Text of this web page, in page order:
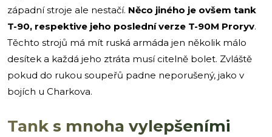
západní stroje ale nestačí. Něco jiného je ovšem tank
T-90, respektive jeho poslední verze T-90M Proryv.
Těchto strojů má mít ruská armáda jen několik málo
desítek a každá jeho ztráta musí citelně bolet. Zvláště
pokud do rukou soupeřů padne neporušený, jako v
bojích u Charkova.
Tank s mnoha vylepšeními